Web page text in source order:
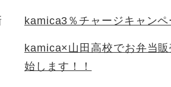
kamica3％チャージキャンペ
kamica×山田高校でお弁当
始します！！